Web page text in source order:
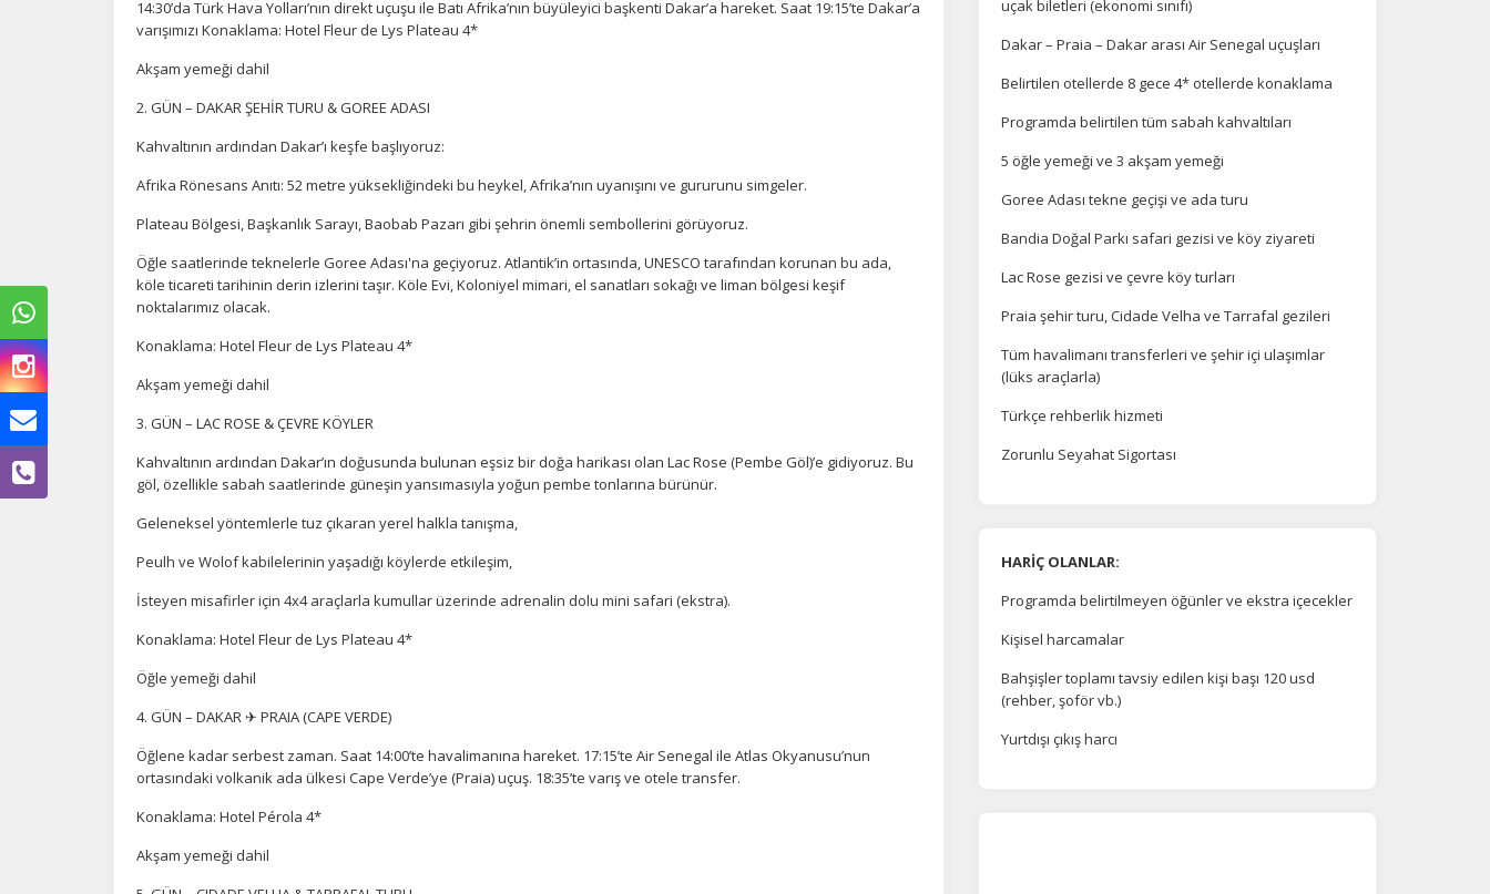
ÇEREZ KULLANIM AYARLARINIZ
Çerez tercihlerinizi
Size daha kişiselleştirilmiş bir web deneyimi sunmak için bazı bilgileri tarayıcınızda
Zorunlu Çerezler HER ZAMAN AKTIF
14:30’da Türk Hava Yolları’nın direkt uçuşu ile Batı Afrika’nın büyüleyici başkenti Dakar’a hareket. Saat 19:15’te Dakar’a
varışımızı Konaklama: Hotel Fleur de Lys Plateau 4*
Akşam yemeği dahil
2. GÜN – DAKAR ŞEHİR TURU & GOREE ADASI
Kahvaltının ardından Dakar’ı keşfe başlıyoruz:
Afrika Rönesans Anıtı: 52 metre yüksekliğindeki bu heykel, Afrika’nın uyanışını ve gururunu simgeler.
Plateau Bölgesi, Başkanlık Sarayı, Baobab Pazarı gibi şehrin önemli sembollerini görüyoruz.
Öğle saatlerinde teknelerle Goree Adası'na geçiyoruz. Atlantik’in ortasında, UNESCO tarafından korunan bu ada,
köle ticareti tarihinin derin izlerini taşır. Köle Evi, Koloniyel mimari, el sanatları sokağı ve liman bölgesi keşif
noktalarımız olacak.
Konaklama: Hotel Fleur de Lys Plateau 4*
Akşam yemeği dahil
3. GÜN – LAC ROSE & ÇEVRE KÖYLER
Kahvaltının ardından Dakar’ın doğusunda bulunan eşsiz bir doğa harikası olan Lac Rose (Pembe Göl)’e gidiyoruz. Bu
göl, özellikle sabah saatlerinde güneşin yansımasıyla yoğun pembe tonlarına bürünür.
Geleneksel yöntemlerle tuz çıkaran yerel halkla tanışma,
Peulh ve Wolof kabilelerinin yaşadığı köylerde etkileşim,
İsteyen misafirler için 4x4 araçlarla kumullar üzerinde adrenalin dolu mini safari (ekstra).
Konaklama: Hotel Fleur de Lys Plateau 4*
Öğle yemeği dahil
4. GÜN – DAKAR ✈ PRAIA (CAPE VERDE)
Öğlene kadar serbest zaman. Saat 14:00’te havalimanına hareket. 17:15’te Air Senegal ile Atlas Okyanusu’nun
ortasındaki volkanik ada ülkesi Cape Verde’ye (Praia) uçuş. 18:35’te varış ve otele transfer.
Konaklama: Hotel Pérola 4*
Akşam yemeği dahil
uçak biletleri (ekonomi sınıfı)
Dakar – Praia – Dakar arası Air Senegal uçuşları
Belirtilen otellerde 8 gece 4* otellerde konaklama
Programda belirtilen tüm sabah kahvaltıları
5 öğle yemeği ve 3 akşam yemeği
Goree Adası tekne geçişi ve ada turu
Bandia Doğal Parkı safari gezisi ve köy ziyareti
Lac Rose gezisi ve çevre köy turları
Praia şehir turu, Cidade Velha ve Tarrafal gezileri
Tüm havalimanı transferleri ve şehir içi ulaşımlar
(lüks araçlarla)
Türkçe rehberlik hizmeti
Zorunlu Seyahat Sigortası
HARİÇ OLANLAR:
Programda belirtilmeyen öğünler ve ekstra içecekler
Kişisel harcamalar
Bahşişler toplamı tavsiy edilen kişi başı 120 usd
(rehber, şoför vb.)
Yurtdışı çıkış harcı